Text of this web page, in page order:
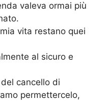
valeva ormai più
vita restano quei
al sicuro e
cancello di
permettercelo,